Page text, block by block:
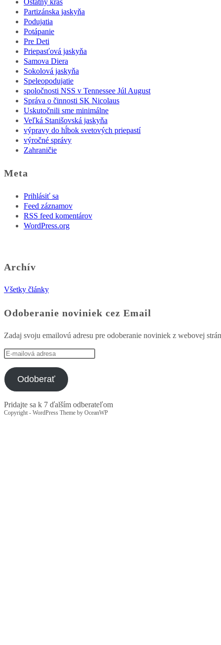
Partizánska jaskyňa
Podujatia
Potápanie
Pre Deti
Priepasťová jaskyňa
Samova Diera
Sokolová jaskyňa
Speleopodujatie
spoločnosti NSS v Tennessee Júl August
Správa o činnosti SK Nicolaus
Uskutočnili sme minimálne
Veľká Stanišovská jaskyňa
výpravy do hĺbok svetových priepastí
výročné správy
Zahraničie
Meta
Prihlásiť sa
Feed záznamov
RSS feed komentárov
WordPress.org
Archív
Všetky články
Odoberanie noviniek cez Email
Zadaj svoju emailovú adresu pre odoberanie noviniek z webovej
E-
adresa
Odoberať
Pridajte sa k 7 ďalším odberateľom
Copyright - WordPress Theme by OceanWP